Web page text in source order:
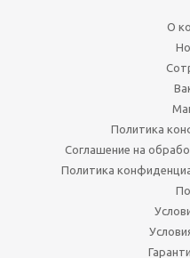
О
Политика
Соглашение на
Политика